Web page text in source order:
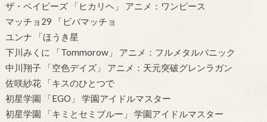
ザ・ベイビーズ 「ヒカリヘ」 アニメ：ワンピース
マッチョ29 「ビバマッチョ
ユンナ 「ほうき星
下川みくに 「Tommorow」 アニメ：フルメタルパニック
中川翔子 「空色デイズ」 アニメ：天元突破グレンラガン
佐咲紗花 「キスのひとつで
初星学園 「EGO」 学園アイドルマスター
初星学園 「キミとセミブルー」 学園アイドルマスター